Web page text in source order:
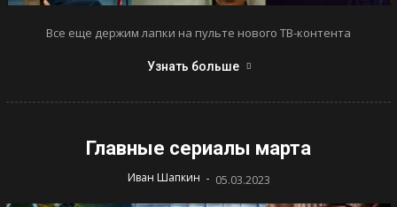
Все еще держим лапки на пульте нового ТВ-контента
Узнать больше
Главные сериалы марта
Иван Шапкин - 05.03.2023